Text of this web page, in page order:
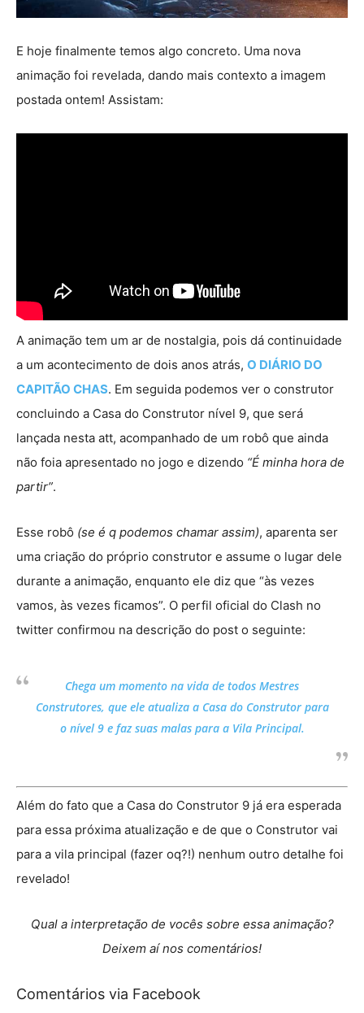
E hoje finalmente temos algo concreto. Uma nova
animação foi revelada, dando mais contexto a imagem
postada ontem! Assistam:
A animação tem um ar de nostalgia, pois dá continuidade
a um acontecimento de dois anos atrás, O DIÁRIO DO
CAPITÃO CHAS. Em seguida podemos ver o construtor
concluindo a Casa do Construtor nível 9, que será
lançada nesta att, acompanhado de um robô que ainda
não foia apresentado no jogo e dizendo “É minha hora de
partir”.
Esse robô (se é q podemos chamar assim), aparenta ser
uma criação do próprio construtor e assume o lugar dele
durante a animação, enquanto ele diz que “às vezes
vamos, às vezes ficamos”. O perfil oficial do Clash no
twitter confirmou na descrição do post o seguinte:
Chega um momento na vida de todos Mestres
Construtores, que ele atualiza a Casa do Construtor para
o nível 9 e faz suas malas para a Vila Principal.
Além do fato que a Casa do Construtor 9 já era esperada
para essa próxima atualização e de que o Construtor vai
para a vila principal (fazer oq?!) nenhum outro detalhe foi
revelado!
Qual a interpretação de vocês sobre essa animação?
Deixem aí nos comentários!
Comentários via Facebook